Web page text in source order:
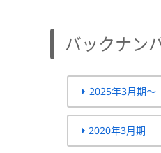
バックナン
2025年3月期～
2020年3月期